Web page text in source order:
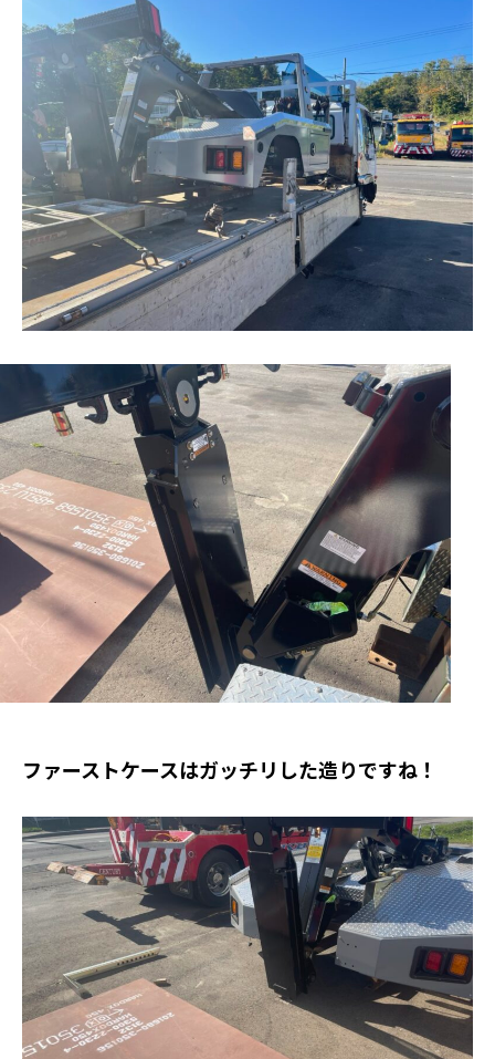
ファーストケースはガッチリした造りですね！